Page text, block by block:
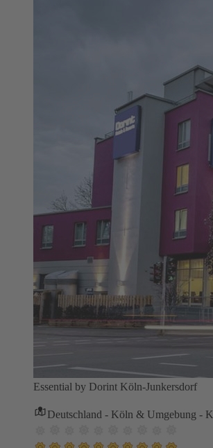
Essential by Dorint Köln-Junkersdorf
Deutschland - Köln & Umgebung -